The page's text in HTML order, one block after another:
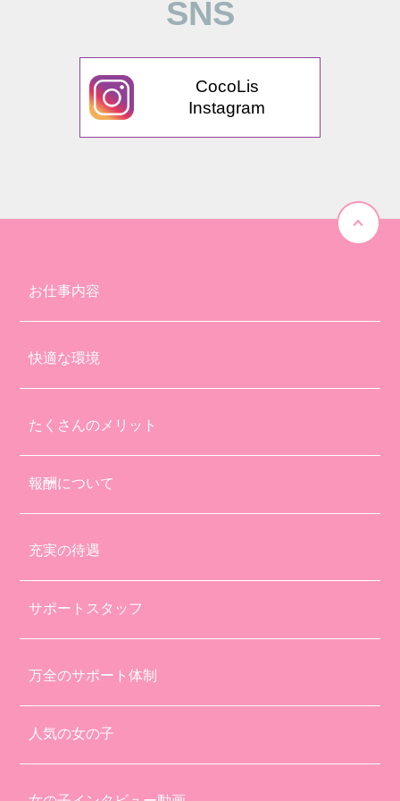
SNS
CocoLis
Instagram
お仕事内容
快適な環境
たくさんのメリット
報酬について
充実の待遇
サポートスタッフ
万全のサポート体制
人気の女の子